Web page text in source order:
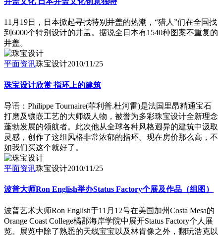
11月19日，日本掀起寻找特别井盖的热潮，“猎人”们在全国找
到6000个特别设计的井盖。据说全日本有1540种图案不重复的
井盖。
平面资讯珠宝设计2010/11/25
珠宝设计欣赏 指环上的建筑
导语：Philippe Tournaire(菲利普.杜河雷)是法国里昂精通宝石
打磨及镶嵌工艺的大师级人物，被誉为多彩珠宝设计全新理念
蓬勃发展的领航者。此次他从全球各种风格迥异的建筑中汲取
灵感，创作了这组风格非常浓郁的指环。现在房价那么高，不
如我们买这个就好了。
平面资讯珠宝设计2010/11/25
波普大师Ron English举办Status Factory个展及作品（组图）
波普艺术大师Ron English于11月12号在美国加州Costa Mesa的
Orange Coast College橘郡海岸学院中展开Status Factory个人展
览。展览中除了熟悉的天线宝宝以及林肯像之外，翻玩浩克以